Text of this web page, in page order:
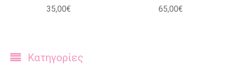
35,00€ 65,00€
Κατηγορίες